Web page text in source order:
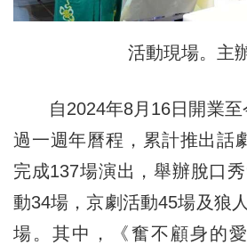
活動現場。主
自2024年8月16日開業至
過一週年曆程，累計推出話
完成137場演出，舉辦脫口
動34場，京劇活動45場及狼
場。其中，《奮不顧身的